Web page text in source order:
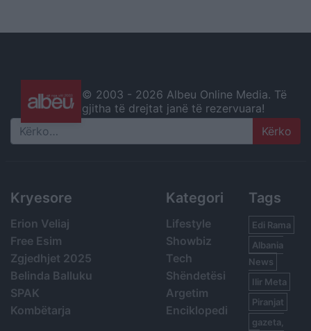
© 2003 - 2026 Albeu Online Media. Të
gjitha të drejtat janë të rezervuara!
Search
Kryesore
Erion Veliaj
Free Esim
Zgjedhjet 2025
Belinda Balluku
SPAK
Kombëtarja
Kategori
Lifestyle
Showbiz
Tech
Shëndetësi
Argetim
Enciklopedi
Tags
Edi Rama
Albania
News
Ilir Meta
Piranjat
gazeta,